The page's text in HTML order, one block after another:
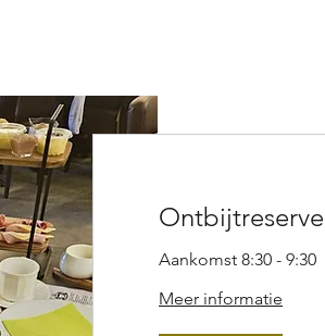
Aankomst 8:30 - 9:30
Meer informatie